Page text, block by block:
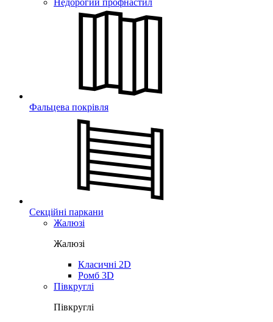
Недорогий профнастил
Фальцева покрівля
Секційні паркани
Жалюзі
Жалюзі
Класичні 2D
Ромб 3D
Півкруглі
Півкруглі